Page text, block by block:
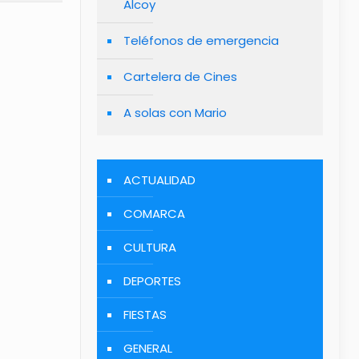
Alcoy
Teléfonos de emergencia
Cartelera de Cines
A solas con Mario
ACTUALIDAD
COMARCA
CULTURA
DEPORTES
FIESTAS
GENERAL